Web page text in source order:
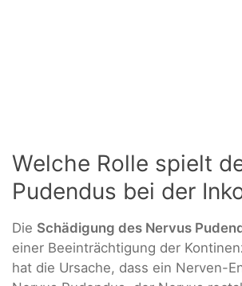
Welche Rolle spielt
Pudendus bei der
Die Schädigung des Nervus
einer Beeinträchtigung der
hat die Ursache, dass ein Nerven-